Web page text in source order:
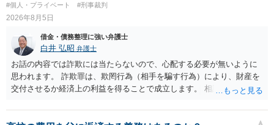
#個人・プライベート #刑事裁判
2026年8月5日
借金・債務整理に強い弁護士
白井 弘昭 弁護士
お話の内容では詐欺には当たらないので、心配する必要が無いように
思われます。 詐欺罪は、欺罔行為（相手を騙す行為）により、財産を
交付させるか経済上の利益を得ることで成立します。 相談者さんは、
ので、詐欺罪の実行行為性が無く罪に問うことはできません。 おそら